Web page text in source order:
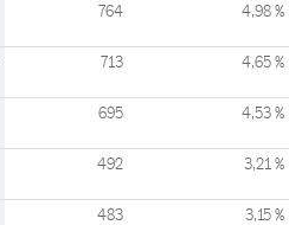
764 4,98 %
713 4,65 %
695 4,53 %
492 3,21 %
483 3,15 %